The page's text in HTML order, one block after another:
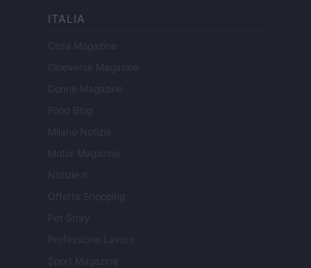
ITALIA
Casa Magazine
Cineverse Magazine
Donne Magazine
Food Blog
Milano Notizie
Motor Magazine
Notizie.it
Offerte Shopping
Pet Story
Professione Lavoro
Sport Magazine